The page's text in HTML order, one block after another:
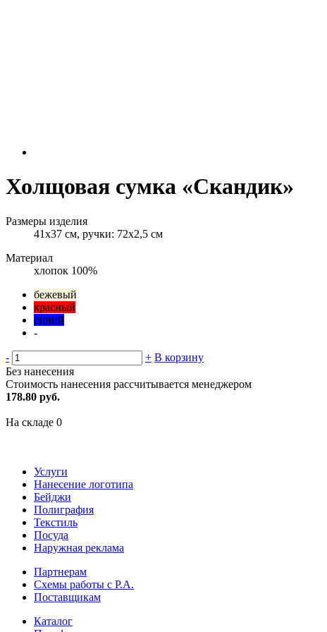
Холщовая сумка «Скандик»
Размеры изделия
41х37 см, ручки: 72х2,5 см
Материал
хлопок 100%
бежевый
красный
синий
-
- + В корзину
Без нанесения
Стоимость нанесения рассчитывается менеджером
178.80 руб.
На складе 0
Услуги
Нанесение логотипа
Бейджи
Полиграфия
Текстиль
Посуда
Наружная реклама
Партнерам
Схемы работы с Р.А.
Поставщикам
Каталог